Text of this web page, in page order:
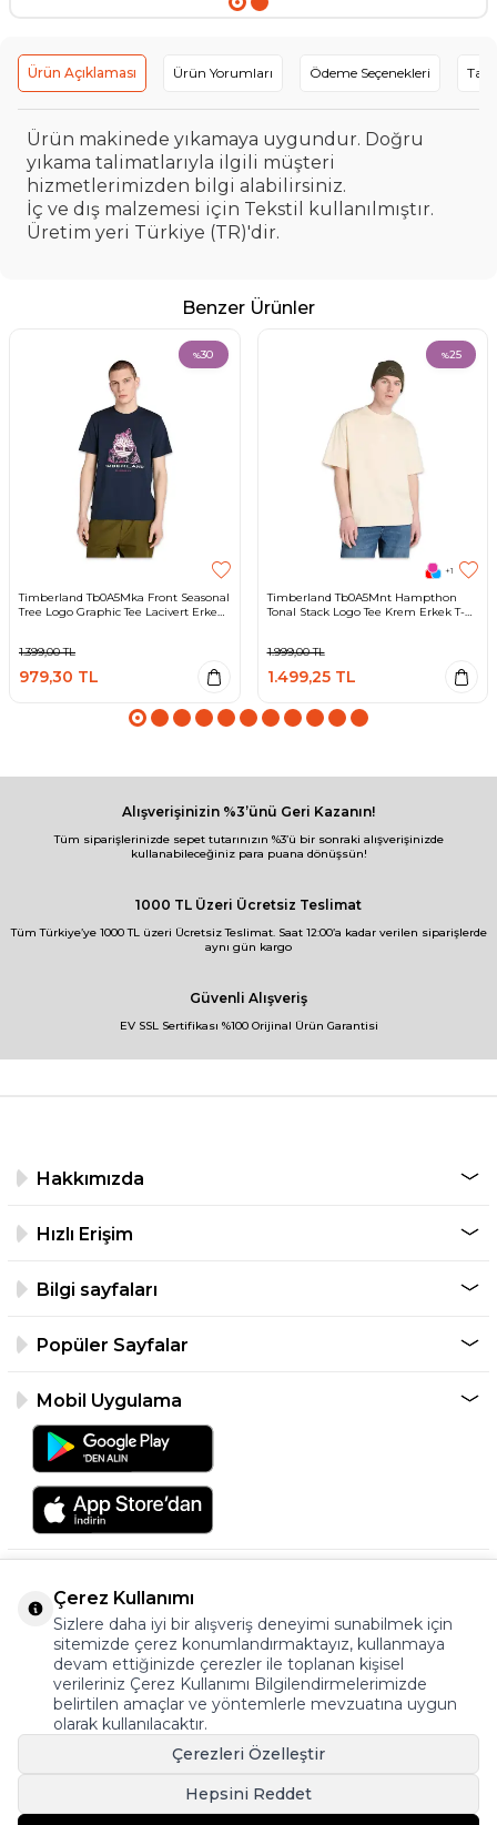
Ürün Açıklaması Ürün Yorumları Ödeme Seçenekleri
Ürün makinede yıkamaya uygundur. Doğru
yıkama talimatlarıyla ilgili müşteri
hizmetlerimizden bilgi alabilirsiniz.
İç ve dış malzemesi için Tekstil kullanılmıştır.
Üretim yeri Türkiye (TR)'dir.
Benzer Ürünler
%30
Timberland Tb0A5Mka Front Seasonal
Tree Logo Graphic Tee Lacivert Erkek
1.399,00TL
979,30 TL
%25
+1
Timberland Tb0A5Mnt Hampthon
Tonal Stack Logo Tee Krem Erkek T-
1.999,00TL
1.499,25TL
Alışverişinizin %3’ünü Geri Kazanın!
Tüm siparişlerinizde sepet tutarınızın %3’ü bir sonraki alışverişinizde
kullanabileceğiniz para puana dönüşsün!
1000 TL Üzeri Ücretsiz Teslimat
Tüm Türkiye’ye 1000 TL üzeri Ücretsiz Teslimat. Saat 12:00’a kadar verilen siparişlerde
aynı gün kargo
Güvenli Alışveriş
EV SSL Sertifikası %100 Orijinal Ürün Garantisi
Hakkımızda
Hızlı Erişim
Bilgi sayfaları
Popüler Sayfalar
Mobil Uygulama
©2026 Tüm Hakkı Saklıdır.
ayakkabıonline.com
Çerez Kullanımı
Sizlere daha iyi bir alışveriş deneyimi sunabilmek için
sitemizde çerez konumlandırmaktayız, kullanmaya
devam ettiğinizde çerezler ile toplanan kişisel
verileriniz Çerez Kullanımı Bilgilendirmelerimizde
belirtilen amaçlar ve yöntemlerle mevzuatına uygun
olarak kullanılacaktır.
Çerezleri Özelleştir
Hepsini Reddet